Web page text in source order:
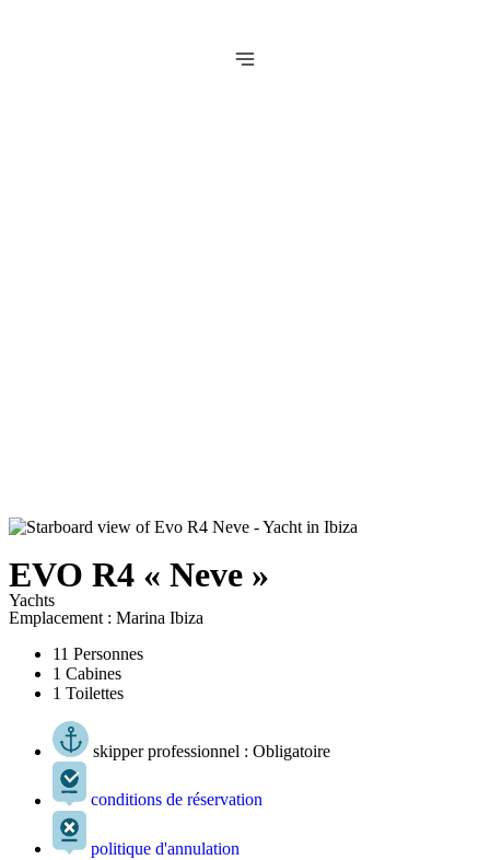
EVO R4 « Neve »
Yachts
Emplacement : Marina Ibiza
11 Personnes
1 Cabines
1 Toilettes
skipper professionnel : Obligatoire
conditions de réservation
politique d'annulation